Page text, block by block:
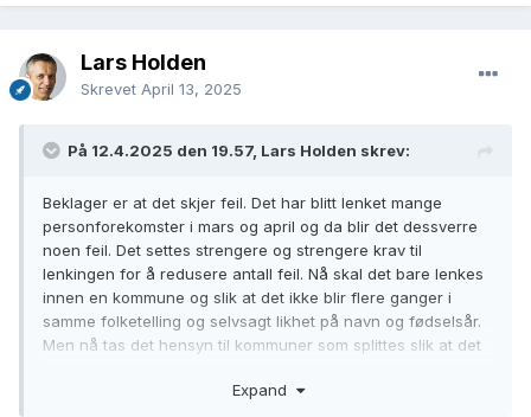
Lars Holden
Skrevet April 13, 2025
På 12.4.2025 den 19.57, Lars Holden skrev:
Beklager er at det skjer feil. Det har blitt lenket mange
personforekomster i mars og april og da blir det dessverre
noen feil. Det settes strengere og strengere krav til
lenkingen for å redusere antall feil. Nå skal det bare lenkes
innen en kommune og slik at det ikke blir flere ganger i
samme folketelling og selvsagt likhet på navn og fødselsår.
Men nå tas det hensyn til kommuner som splittes slik at det
Når det er andre steder i landet eller flere ganger i samme
Expand